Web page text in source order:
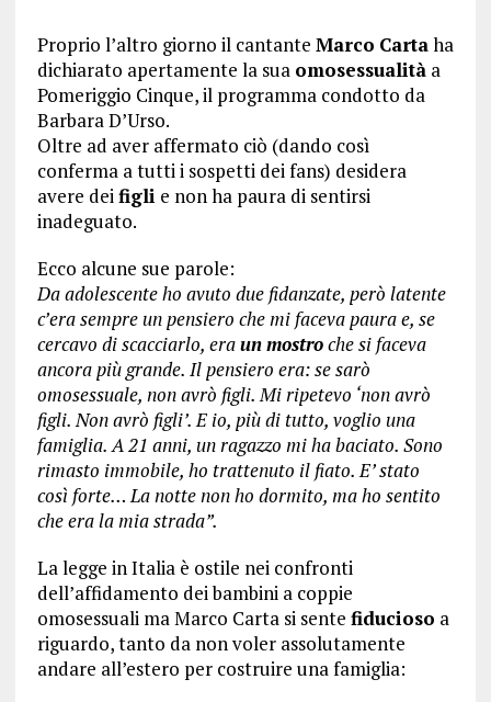
Proprio l’altro giorno il cantante Marco Cartaha
dichiarato apertamente la sua omosessualitàa
Pomeriggio Cinque, il programma condotto da
Barbara D’Urso.
Oltre ad aver affermato ciò (dando così
conferma a tutti i sospetti dei fans) desidera
avere deifigli e non ha paura di sentirsi
inadeguato.
Ecco alcune sue parole:
Da adolescente ho avuto due fidanzate, però latente
c’era sempre un pensiero che mi faceva paura e, se
cercavo di scacciarlo, eraunmostroche si faceva
ancora più grande. Il pensiero era: se sarò
omosessuale, non avrò figli. Mi ripetevo ‘non avrò
figli. Non avrò figli’. E io, più di tutto, voglio una
famiglia. A 21 anni, un ragazzo mi ha baciato. Sono
rimasto immobile, ho trattenuto il fiato. E’ stato
così forte… La notte non ho dormito, ma ho sentito
che era la mia strada”.
La legge in Italia è ostile nei confronti
dell’affidamento dei bambini a coppie
omosessuali ma Marco Carta si sente fiducioso a
riguardo, tanto da non voler assolutamente
andare all’estero per costruire una famiglia: